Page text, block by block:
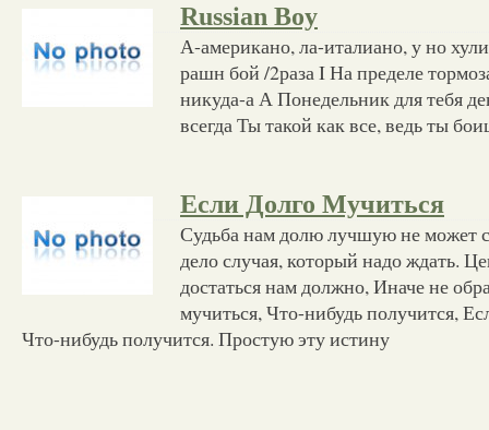
Russian Boy
А-американо, ла-италиано, у но
рашн бой /2раза I На пределе
никуда-а А Понедельник для тебя
всегда Ты такой как все, ведь ты
Если Долго Мучиться
Судьба нам долю лучшую не может
дело случая, который надо ждать.
достаться нам должно, Иначе не
мучиться, Что-нибудь получится,
Что-нибудь получится. Простую эту истину